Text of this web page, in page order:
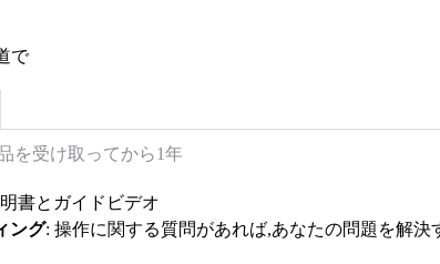
で
を受け取ってから1年
書とガイドビデオ
ング: 操作に関する質問があれば,あなたの問題を解決